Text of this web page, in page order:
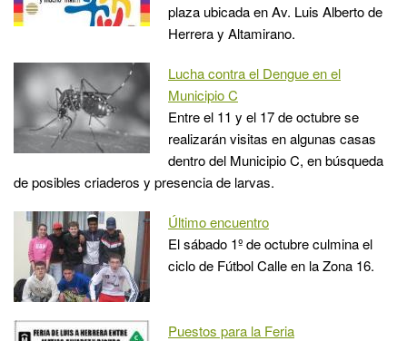
plaza ubicada en Av. Luis Alberto de
Herrera y Altamirano.
Lucha contra el Dengue en el
Municipio C
Entre el 11 y el 17 de octubre se
realizarán visitas en algunas casas
dentro del Municipio C, en búsqueda
de posibles criaderos y presencia de larvas.
Último encuentro
El sábado 1º de octubre culmina el
ciclo de Fútbol Calle en la Zona 16.
Puestos para la Feria